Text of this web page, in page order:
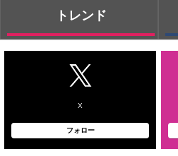
トレンド
X
フォロー